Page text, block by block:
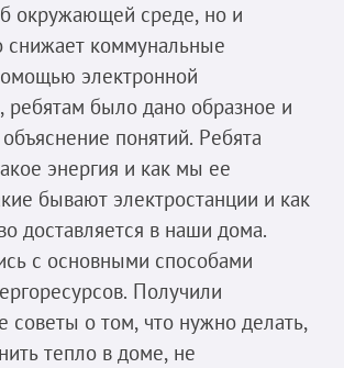
окружающей среде, но и
снижает коммунальные
электронной
ребятам было дано образное и
понятий. Ребята
энергия и как мы ее
бывают электростанции и как
доставляется в наши дома.
с основными способами
Получили
советы о том, что нужно делать,
тепло в доме, не